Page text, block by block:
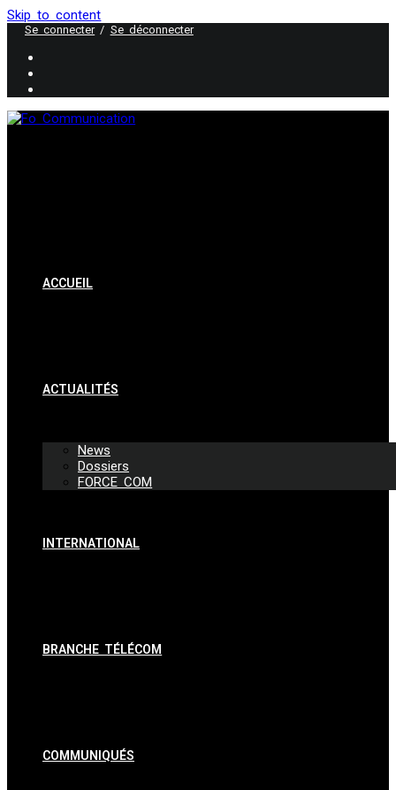
Skip to content
Se connecter/ Se déconnecter
ACCUEIL
ACTUALITÉS
News
Dossiers
FORCE COM
INTERNATIONAL
BRANCHE TÉLÉCOM
COMMUNIQUÉS